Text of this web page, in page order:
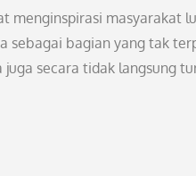
menginspirasi masyarakat
sebagai bagian yang tak
secara tidak langsung